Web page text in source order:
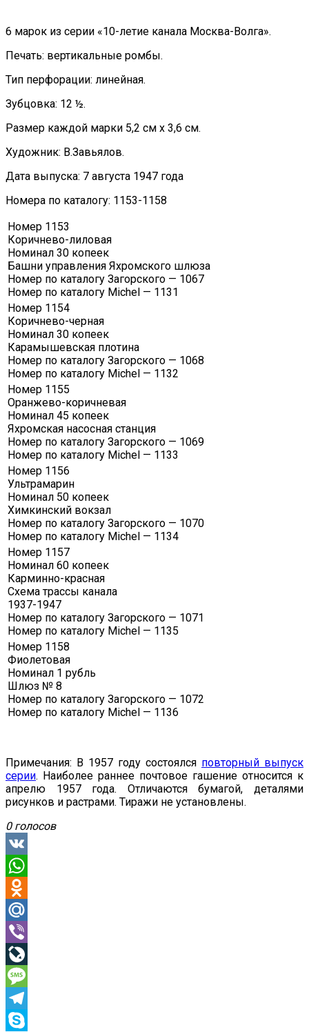
6 марок из серии «10-летие канала Москва-Волга».
Печать: вертикальные ромбы.
Тип перфорации: линейная.
Зубцовка: 12 ½.
Размер каждой марки 5,2 см х 3,6 см.
Художник: В.Завьялов.
Дата выпуска: 7 августа 1947 года
Номера по каталогу: 1153-1158
Номер 1153
Коричнево-лиловая
Номинал 30 копеек
Башни управления Яхромского шлюза
Номер по каталогу Загорского — 1067
Номер по каталогу Michel — 1131
Номер 1154
Коричнево-черная
Номинал 30 копеек
Карамышевская плотина
Номер по каталогу Загорского — 1068
Номер по каталогу Michel — 1132
Номер 1155
Оранжево-коричневая
Номинал 45 копеек
Яхромская насосная станция
Номер по каталогу Загорского — 1069
Номер по каталогу Michel — 1133
Номер 1156
Ультрамарин
Номинал 50 копеек
Химкинский вокзал
Номер по каталогу Загорского — 1070
Номер по каталогу Michel — 1134
Номер 1157
Номинал 60 копеек
Карминно-красная
Схема трассы канала
1937-1947
Номер по каталогу Загорского — 1071
Номер по каталогу Michel — 1135
Номер 1158
Фиолетовая
Номинал 1 рубль
Шлюз № 8
Номер по каталогу Загорского — 1072
Номер по каталогу Michel — 1136
Примечания: В 1957 году состоялся повторный выпуск
серии. Наиболее раннее почтовое гашение относится к
апрелю 1957 года. Отличаются бумагой, деталями
рисунков и растрами. Тиражи не установлены.
0 голосов
VK
WhatsApp
Odnoklassniki
Mail.Ru
Viber
LiveJournal
Message
Telegram